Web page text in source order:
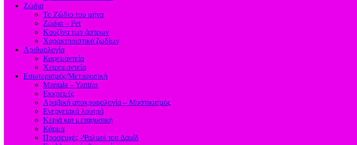
Ζώδια
Το Ζώδιο του μήνα
Ζώδια – Pet
Κουζίνα των άστρων
Χαρακτηριστικά ζωδίων
Αριθμολογία
Καφεμαντεία
Χειρομαντεία
Εσωτερισμός/Μεταφυσική
Mantala – Yantras
Εκκρεμές
Αραβική αποκρυφολογία – Μυστικισμός
Ενεργειακά λουτρά
Κεριά και μεταφυσική
Κάρμα
Προσευχές -Ψαλμοί του Δαυίδ